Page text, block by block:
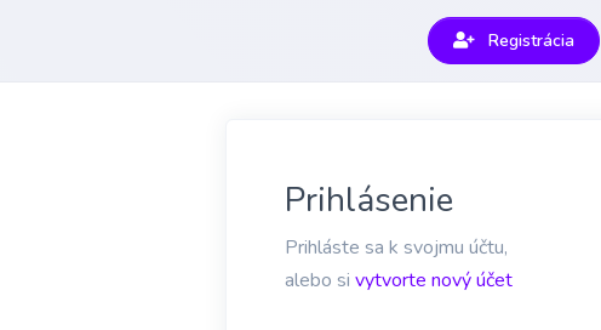
Registrácia
Prihlásenie
Prihláste sa k svojmu účtu,
alebo si vytvorte nový účet